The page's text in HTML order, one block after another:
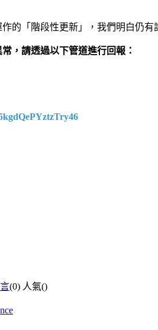
的「階段性更新」，我們明白仍
，請透過以下管道進行回報：
(0) 人氣()